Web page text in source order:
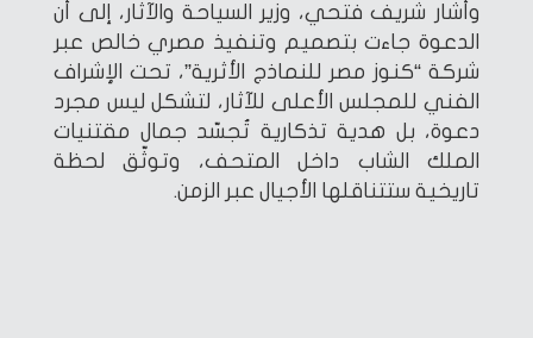
وأشار شريف فتحي، وزير السياحة والآثار، إلى أن
الدعوة جاءت بتصميم وتنفيذ مصري خالص عبر
شركة “كنوز مصر للنماذج الأثرية”، تحت الإشراف
الفني للمجلس الأعلى للآثار، لتشكل ليس مجرد
دعوة، بل هدية تذكارية تُجسّد جمال مقتنيات
الملك الشاب داخل المتحف، وتوثّق لحظة
تاريخية ستتناقلها الأجيال عبر الزمن.